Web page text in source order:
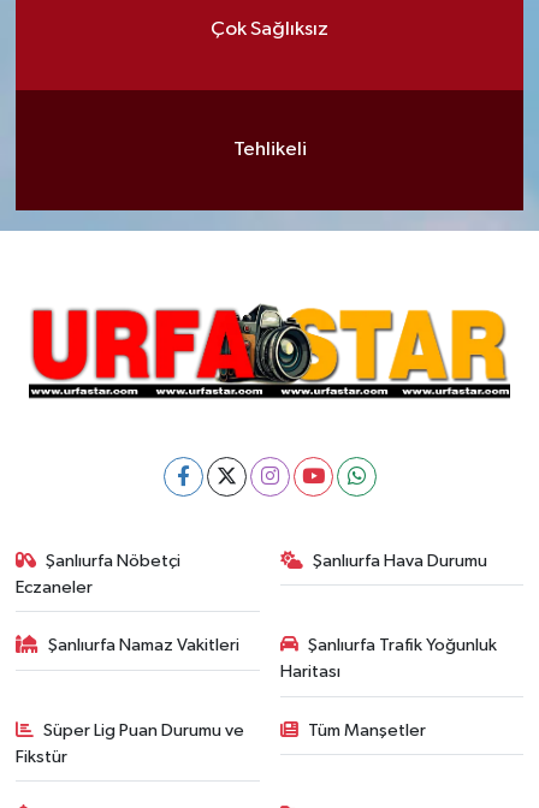
Çok Sağlıksız
Tehlikeli
Şanlıurfa Nöbetçi
Eczaneler
Şanlıurfa Hava Durumu
Şanlıurfa Namaz Vakitleri
Şanlıurfa Trafik Yoğunluk
Haritası
Süper Lig Puan Durumu ve
Fikstür
Tüm Manşetler